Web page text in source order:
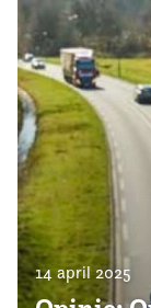
14 april 2025